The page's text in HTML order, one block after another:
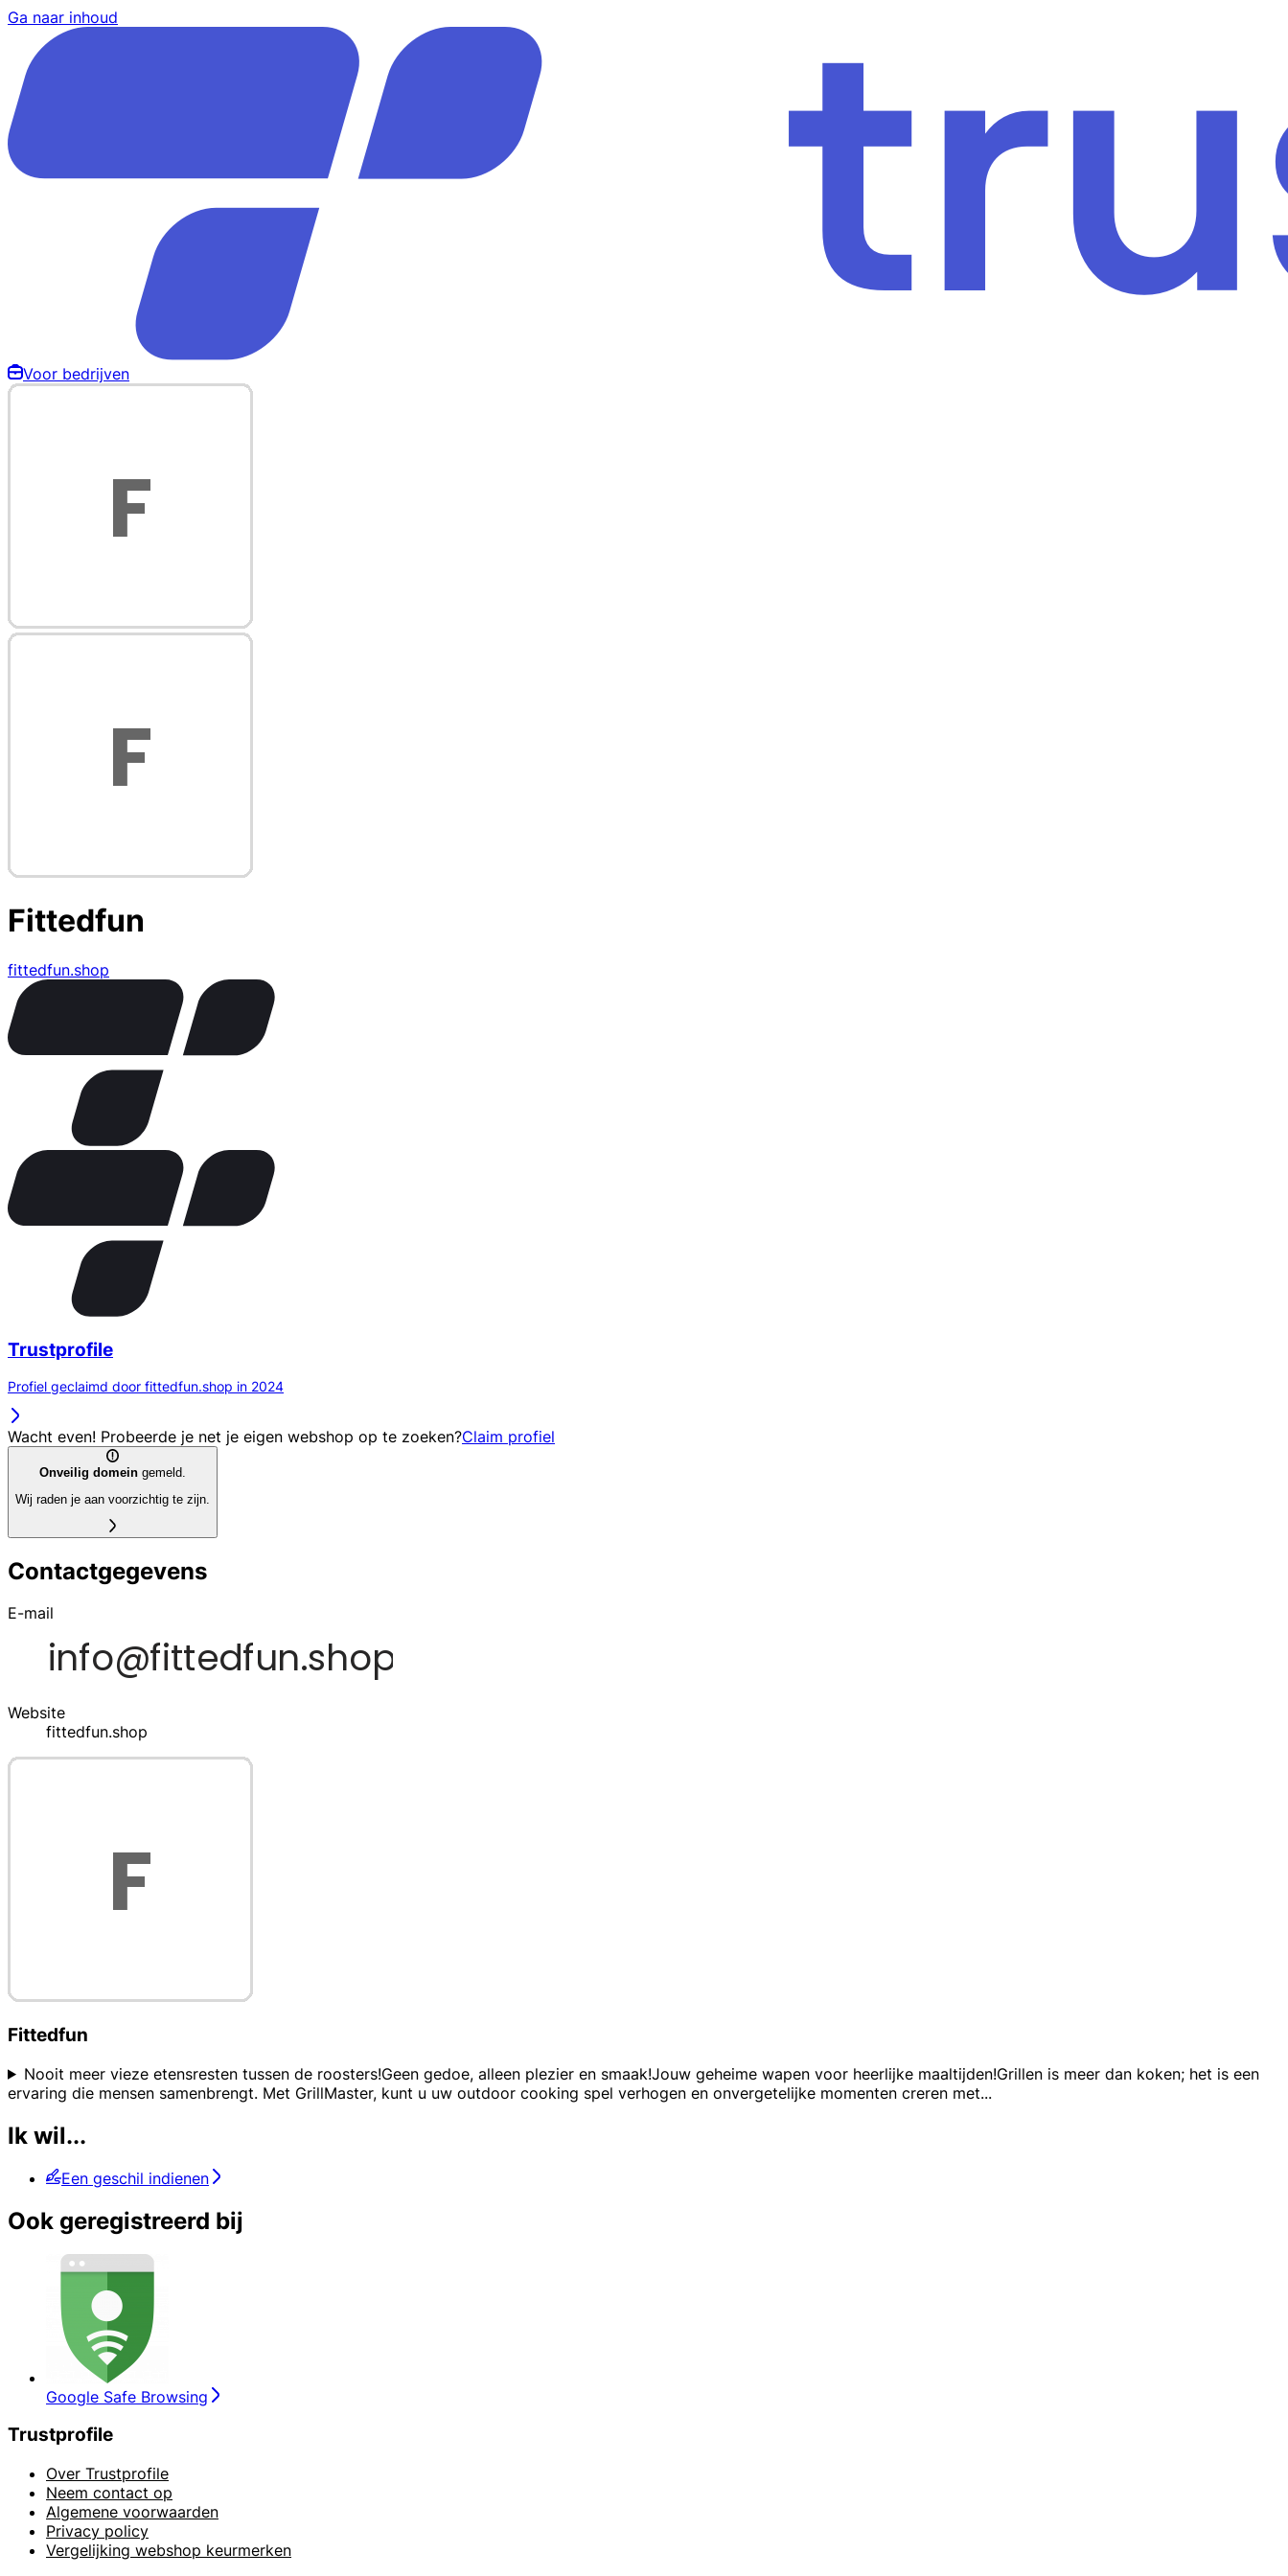
Ga naar inhoud
Voor bedrijven
Fittedfun
fittedfun.shop
Trustprofile
Profiel geclaimd door fittedfun.shop in 2024
Wacht even! Probeerde je net je eigen webshop op te zoeken?Claim profiel
Onveilig domein gemeld.
Wij raden je aan voorzichtig te zijn.
Contactgegevens
E-mail
Website
fittedfun.shop
Fittedfun
Nooit meer vieze etensresten tussen de roosters!Geen gedoe, alleen plezier en smaak!Jouw geheime wapen voor heerlijke maaltijden!Grillen is meer dan koken; het is een
ervaring die mensen samenbrengt. Met GrillMaster, kunt u uw outdoor cooking spel verhogen en onvergetelijke momenten creren met...
Ik wil...
Een geschil indienen
Ook geregistreerd bij
Google Safe Browsing
Trustprofile
Over Trustprofile
Neem contact op
Algemene voorwaarden
Privacy policy
Vergelijking webshop keurmerken